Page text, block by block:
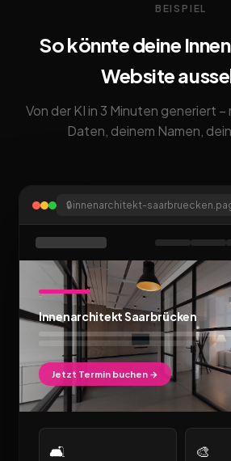
BEISPIEL
So könnte deine
Website
Von der KI in 3 Minuten generiert
Daten, deinem Namen,
🔒innenarchitekt-
Innenarchitekt Saarbrücken
Jetzt Termin buchen →
🛋️ 🎨